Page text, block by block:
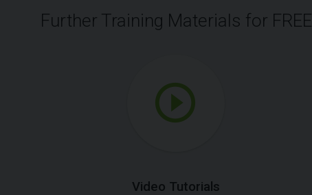
Further Training Materials for FREE
Video Tutorials